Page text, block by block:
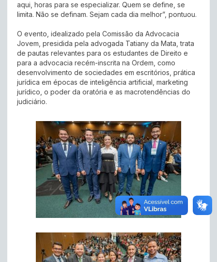
aqui, horas para se especializar. Quem se define, se
limita. Não se definam. Sejam cada dia melhor”, pontuou.
O evento, idealizado pela Comissão da Advocacia
Jovem, presidida pela advogada Tatiany da Mata, trata
de pautas relevantes para os estudantes de Direito e
para a advocacia recém-inscrita na Ordem, como
desenvolvimento de sociedades em escritórios, prática
jurídica em épocas de inteligência artificial, marketing
jurídico, o poder da oratória e as macrotendências do
judiciário.